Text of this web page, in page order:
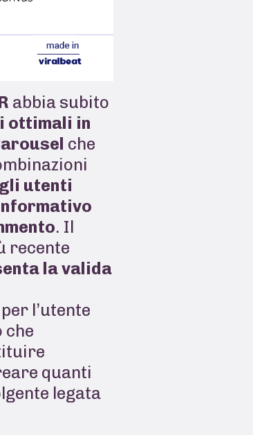
abbia subito
ottimali in
che
utenti
. Il
recente
la valida
l’utente
che
quanti
legata